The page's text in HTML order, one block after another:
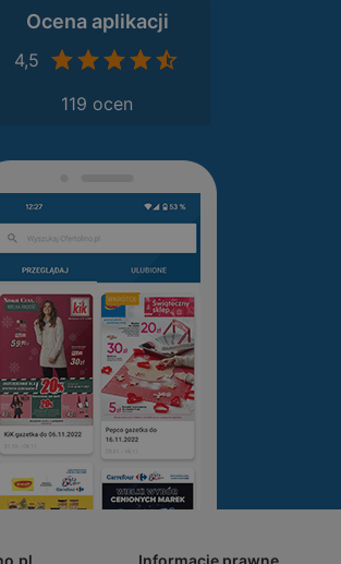
Ocena aplikacji
4,5
119 ocen
Informacje prawne